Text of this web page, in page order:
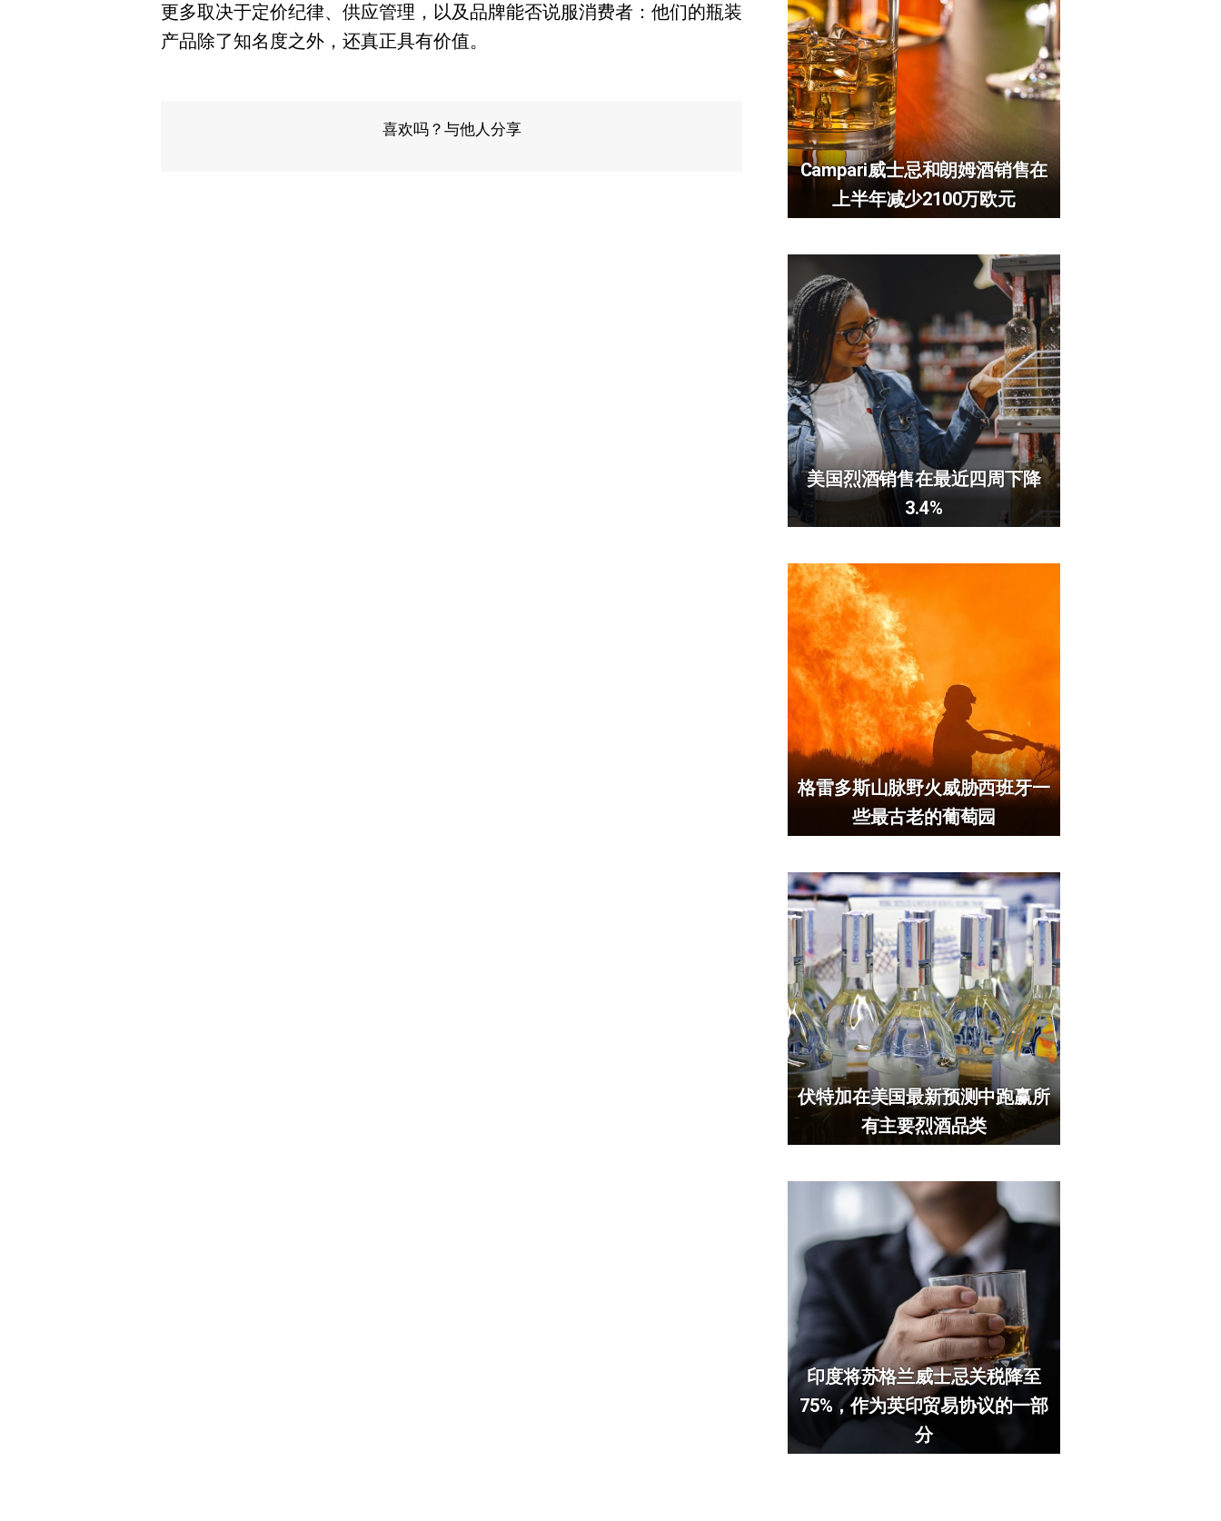
更多取决于定价纪律、供应管理，以及品牌能否说服消费者：他们的瓶装
产品除了知名度之外，还真正具有价值。
喜欢吗？与他人分享
Campari威士忌和朗姆酒销售在
上半年减少2100万欧元
美国烈酒销售在最近四周下降
3.4%
格雷多斯山脉野火威胁西班牙一
些最古老的葡萄园
伏特加在美国最新预测中跑赢所
有主要烈酒品类
印度将苏格兰威士忌关税降至
75%，作为英印贸易协议的一部
分